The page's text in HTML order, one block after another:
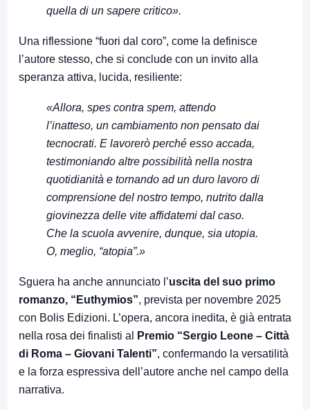
quella di un sapere critico».
Una riflessione “fuori dal coro”, come la definisce
l’autore stesso, che si conclude con un invito alla
speranza attiva, lucida, resiliente:
«Allora, spes contra spem, attendo
l’inatteso, un cambiamento non pensato dai
tecnocrati. E lavorerò perché esso accada,
testimoniando altre possibilità nella nostra
quotidianità e tornando ad un duro lavoro di
comprensione del nostro tempo, nutrito dalla
giovinezza delle vite affidatemi dal caso.
Che la scuola avvenire, dunque, sia utopia.
O, meglio, “atopia”.»
Sguera ha anche annunciato l’uscita del suo primo
romanzo, “Euthymios”, prevista per novembre 2025
con Bolis Edizioni. L’opera, ancora inedita, è già entrata
nella rosa dei finalisti al
Premio “Sergio Leone – Città
di Roma – Giovani Talenti”, confermando la versatilità
e la forza espressiva dell’autore anche nel campo della
narrativa.